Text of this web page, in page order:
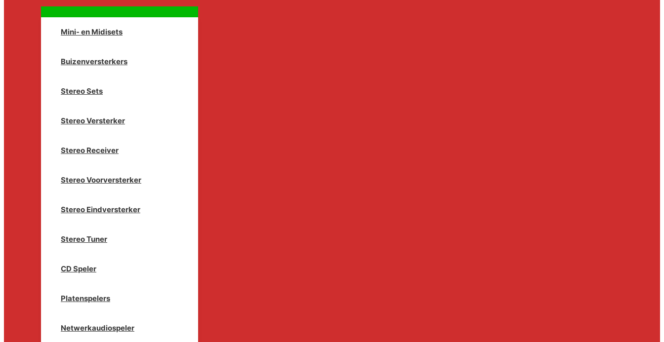
Mini- en Midisets
Buizenversterkers
Stereo Sets
Stereo Versterker
Stereo Receiver
Stereo Voorversterker
Stereo Eindversterker
Stereo Tuner
CD Speler
Platenspelers
Netwerkaudiospeler